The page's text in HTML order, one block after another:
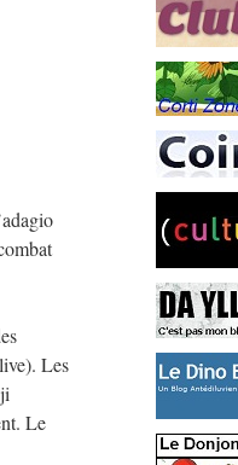
Les
Le